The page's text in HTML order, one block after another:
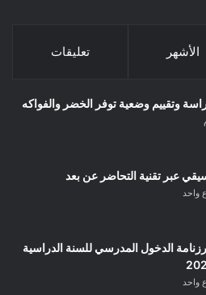
الأشهر تعليقات
وتقييم وضعية توفر الخضر والفواكه
عبر تقنية التحاضر عن بعد
واحد
الدخول المدرسي للسنة الدراسية
واحد